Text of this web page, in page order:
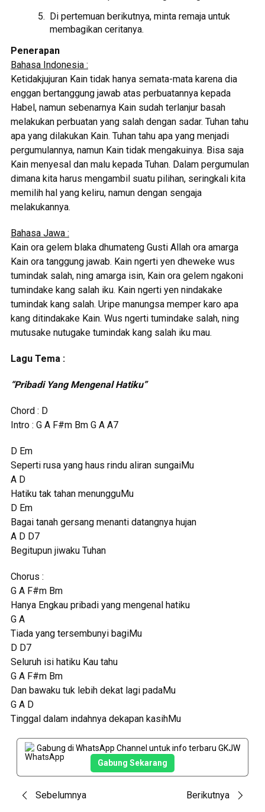
Di pertemuan berikutnya, minta remaja untuk
membagikan ceritanya.
Penerapan
Bahasa Indonesia :
Ketidakjujuran Kain tidak hanya semata-mata karena dia
enggan bertanggung jawab atas perbuatannya kepada
Habel, namun sebenarnya Kain sudah terlanjur basah
melakukan perbuatan yang salah dengan sadar. Tuhan tahu
apa yang dilakukan Kain. Tuhan tahu apa yang menjadi
pergumulannya, namun Kain tidak mengakuinya. Bisa saja
Kain menyesal dan malu kepada Tuhan. Dalam pergumulan
dimana kita harus mengambil suatu pilihan, seringkali kita
memilih hal yang keliru, namun dengan sengaja
melakukannya.
Bahasa Jawa :
Kain ora gelem blaka dhumateng Gusti Allah ora amarga
Kain ora tanggung jawab. Kain ngerti yen dheweke wus
tumindak salah, ning amarga isin, Kain ora gelem ngakoni
tumindake kang salah iku. Kain ngerti yen nindakake
tumindak kang salah. Uripe manungsa memper karo apa
kang ditindakake Kain. Wus ngerti tumindake salah, ning
mutusake nutugake tumindak kang salah iku mau.
Lagu Tema :
“Pribadi Yang Mengenal Hatiku”
Chord : D
Intro : G A F#m Bm G A A7
D Em
Seperti rusa yang haus rindu aliran sungaiMu
A D
Hatiku tak tahan menungguMu
D Em
Bagai tanah gersang menanti datangnya hujan
A D D7
Begitupun jiwaku Tuhan
Chorus :
G A F#m Bm
Hanya Engkau pribadi yang mengenal hatiku
G A
Tiada yang tersembunyi bagiMu
D D7
Seluruh isi hatiku Kau tahu
G A F#m Bm
Dan bawaku tuk lebih dekat lagi padaMu
G A D
Tinggal dalam indahnya dekapan kasihMu
Gabung di WhatsApp Channel untuk info terbaru GKJW
Gabung Sekarang
Post
Sebelumnya Berikutnya